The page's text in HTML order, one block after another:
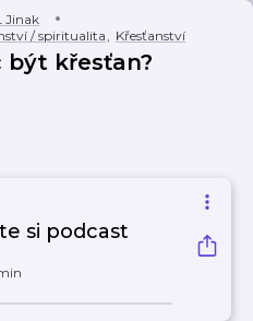
Jinak
/ spiritualita, Křesťanství
být křesťan?
si podcast